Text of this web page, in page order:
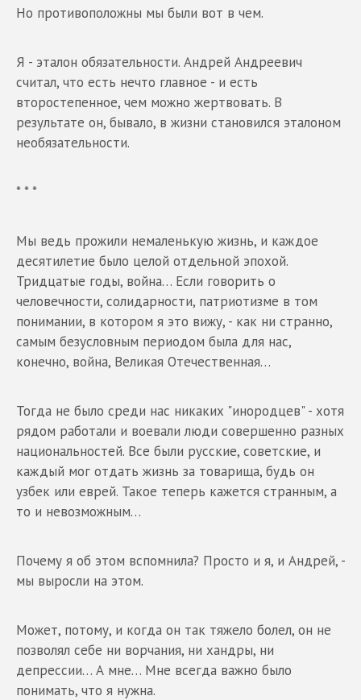
Но противоположны мы были вот в чем.
Я - эталон обязательности. Андрей Андреевич
считал, что есть нечто главное - и есть
второстепенное, чем можно жертвовать. В
результате он, бывало, в жизни становился эталоном
необязательности.
* * *
Мы ведь прожили немаленькую жизнь, и каждое
десятилетие было целой отдельной эпохой.
Тридцатые годы, война… Если говорить о
человечности, солидарности, патриотизме в том
понимании, в котором я это вижу, - как ни странно,
самым безусловным периодом была для нас,
конечно, война, Великая Отечественная…
Тогда не было среди нас никаких "инородцев" - хотя
рядом работали и воевали люди совершенно разных
национальностей. Все были русские, советские, и
каждый мог отдать жизнь за товарища, будь он
узбек или еврей. Такое теперь кажется странным, а
то и невозможным…
Почему я об этом вспомнила? Просто и я, и Андрей, -
мы выросли на этом.
Может, потому, и когда он так тяжело болел, он не
позволял себе ни ворчания, ни хандры, ни
депрессии… А мне… Мне всегда важно было
понимать, что я нужна.